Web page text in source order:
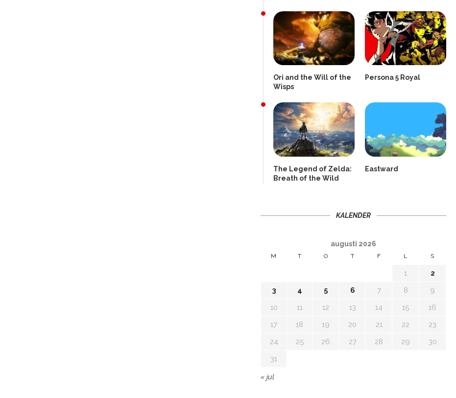
Ori and the Will of the
Wisps
Persona 5 Royal
The Legend of Zelda:
Breath of the Wild
Eastward
KALENDER
augusti 2026
M T O T F L S
1
2
3
4 5 6 7 8
9
10
11 12 13 14 15
16
17
18 19 20 21 22
23
24
25 26 27 28 29
30
31
« jul